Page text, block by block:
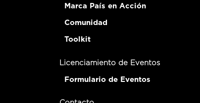
Marca País en Acción
Comunidad
Toolkit
Licenciamiento de Eventos
Formulario de Eventos